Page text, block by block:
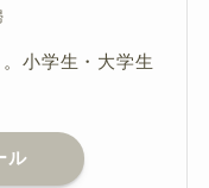
小学生・大学生
ル